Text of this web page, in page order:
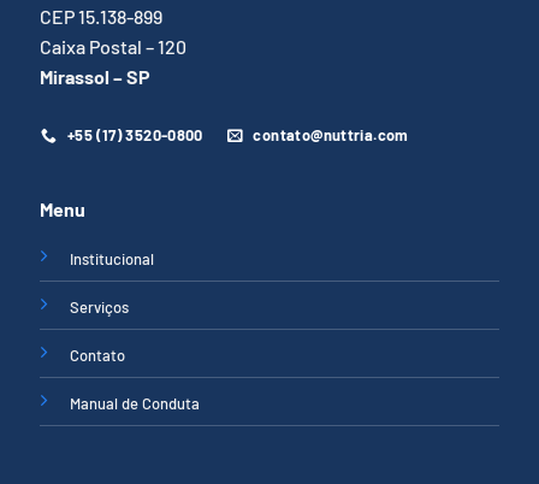
CEP 15.138-899
Caixa Postal – 120
Mirassol – SP
+55 (17) 3520-0800 contato@nuttria.com
Menu
Institucional
Serviços
Contato
Manual de Conduta